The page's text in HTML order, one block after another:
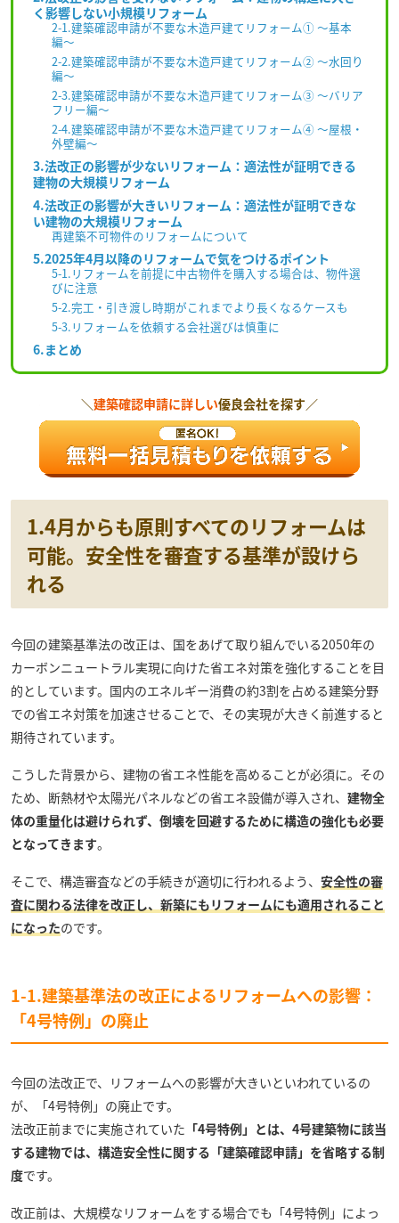
く影響しない小規模リフォーム
2-1.建築確認申請が不要な木造戸建てリフォーム① 〜基本
編〜
2-2.建築確認申請が不要な木造戸建てリフォーム② 〜水回り
編〜
2-3.建築確認申請が不要な木造戸建てリフォーム③ 〜バリア
フリー編〜
2-4.建築確認申請が不要な木造戸建てリフォーム④ 〜屋根・
外壁編〜
3.法改正の影響が少ないリフォーム：適法性が証明できる
建物の大規模リフォーム
4.法改正の影響が大きいリフォーム：適法性が証明できな
い建物の大規模リフォーム
再建築不可物件のリフォームについて
5.2025年4月以降のリフォームで気をつけるポイント
5-1.リフォームを前提に中古物件を購入する場合は、物件選
びに注意
5-2.完工・引き渡し時期がこれまでより長くなるケースも
5-3.リフォームを依頼する会社選びは慎重に
6.まとめ
＼建築確認申請に詳しい優良会社を探す／
1.4月からも原則すべてのリフォームは
可能。安全性を審査する基準が設けら
れる
今回の建築基準法の改正は、国をあげて取り組んでいる2050年の
カーボンニュートラル実現に向けた省エネ対策を強化することを目
的としています。国内のエネルギー消費の約3割を占める建築分野
での省エネ対策を加速させることで、その実現が大きく前進すると
期待されています。
こうした背景から、建物の省エネ性能を高めることが必須に。その
ため、断熱材や太陽光パネルなどの省エネ設備が導入され、 建物全
体の重量化は避けられず、倒壊を回避するために構造の強化も必要
となってきます。
そこで、構造審査などの手続きが適切に行われるよう、 安全性の審
査に関わる法律を改正し、新築にもリフォームにも適用されること
になったのです。
1-1.建築基準法の改正によるリフォームへの影響：
「4号特例」の廃止
今回の法改正で、リフォームへの影響が大きいといわれているの
が、「4号特例」の廃止です。
法改正前までに実施されていた 「4号特例」とは、4号建築物に該当
する建物では、構造安全性に関する「建築確認申請」を省略する制
度です。
改正前は、大規模なリフォームをする場合でも「4号特例」によっ